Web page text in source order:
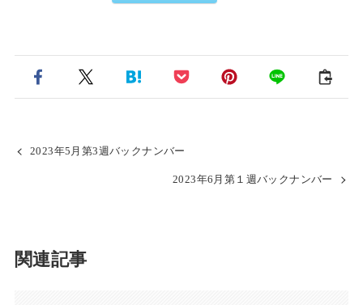
2023年5月第3週バックナンバー
2023年6月第１週バックナンバー
関連記事